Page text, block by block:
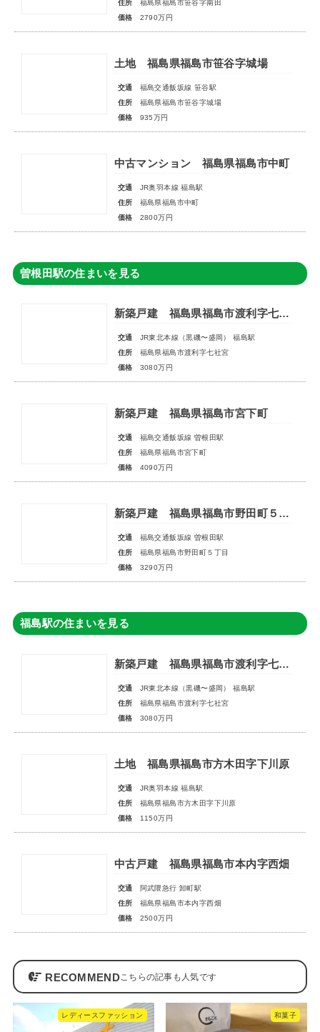
住所
福島県福島市笹谷字南田
価格
2790万円
土地 福島県福島市笹谷字城場
交通
福島交通飯坂線 笹谷駅
住所
福島県福島市笹谷字城場
価格
935万円
中古マンション 福島県福島市中町
交通
JR奥羽本線 福島駅
住所
福島県福島市中町
価格
2800万円
曽根田駅の住まいを見る
新築戸建 福島県福島市渡利字七社宮
交通
JR東北本線（黒磯〜盛岡） 福島駅
住所
福島県福島市渡利字七社宮
価格
3080万円
新築戸建 福島県福島市宮下町
交通
福島交通飯坂線 曽根田駅
住所
福島県福島市宮下町
価格
4090万円
新築戸建 福島県福島市野田町５丁目
交通
福島交通飯坂線 曽根田駅
住所
福島県福島市野田町５丁目
価格
3290万円
福島駅の住まいを見る
新築戸建 福島県福島市渡利字七社宮
交通
JR東北本線（黒磯〜盛岡） 福島駅
住所
福島県福島市渡利字七社宮
価格
3080万円
土地 福島県福島市方木田字下川原
交通
JR奥羽本線 福島駅
住所
福島県福島市方木田字下川原
価格
1150万円
中古戸建 福島県福島市本内字西畑
交通
阿武隈急行 卸町駅
住所
福島県福島市本内字西畑
価格
2500万円
RECOMMEND
レディースファッション 和菓子